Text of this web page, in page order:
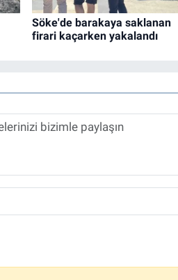
Söke'de barakaya saklanan
firari kaçarken yakalandı